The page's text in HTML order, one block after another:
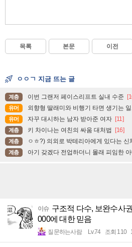
목록 본문 이전
ㅇㅇㄱ 지금 뜨는 글
계층 이번 그랜저 페이스리프트 실내 수준
유머 외향형 딸래미와 비행기 타면 생기는 일.
유머 자꾸 대시하는 남자 받아준 여자 [11]
계층 키 차이나는 여친의 싸움 대처법 [16]
계층 ㅇㅎ?) 의외로 박테리아에게 있다는 신
계층 아기 갖겠다 전업하더니 몰래 피임한 아
이슈 구조적 다수, 보완수사
000에 대한 믿음
질문하는사람 Lv.74 조회 110